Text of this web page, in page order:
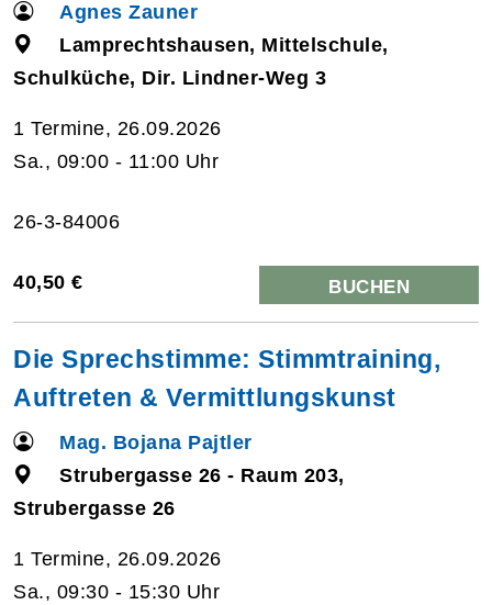
Agnes Zauner
Lamprechtshausen, Mittelschule,
Schulküche, Dir. Lindner-Weg 3
1 Termine, 26.09.2026
Sa., 09:00 - 11:00 Uhr
26-3-84006
40,50 € BUCHEN
Die Sprechstimme: Stimmtraining,
Auftreten & Vermittlungskunst
Mag. Bojana Pajtler
Strubergasse 26 - Raum 203,
Strubergasse 26
1 Termine, 26.09.2026
Sa., 09:30 - 15:30 Uhr